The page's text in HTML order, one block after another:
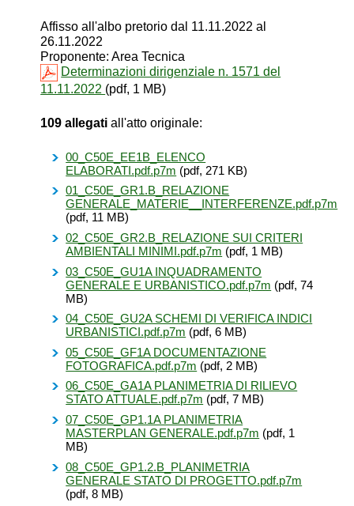
Affisso all'albo pretorio dal 11.11.2022 al
26.11.2022
Proponente: Area Tecnica
Determinazioni dirigenziale n. 1571 del
11.11.2022 (pdf, 1 MB)
109 allegati all'atto originale:
00_C50E_EE1B_ELENCO
ELABORATI.pdf.p7m (pdf, 271 KB)
01_C50E_GR1.B_RELAZIONE
GENERALE_MATERIE__INTERFERENZE.pdf.p7m
(pdf, 11 MB)
02_C50E_GR2.B_RELAZIONE SUI CRITERI
AMBIENTALI MINIMI.pdf.p7m (pdf, 1 MB)
03_C50E_GU1A INQUADRAMENTO
GENERALE E URBANISTICO.pdf.p7m (pdf, 74
MB)
04_C50E_GU2A SCHEMI DI VERIFICA INDICI
URBANISTICI.pdf.p7m (pdf, 6 MB)
05_C50E_GF1A DOCUMENTAZIONE
FOTOGRAFICA.pdf.p7m (pdf, 2 MB)
06_C50E_GA1A PLANIMETRIA DI RILIEVO
STATO ATTUALE.pdf.p7m (pdf, 7 MB)
07_C50E_GP1.1A PLANIMETRIA
MASTERPLAN GENERALE.pdf.p7m (pdf, 1
MB)
08_C50E_GP1.2.B_PLANIMETRIA
GENERALE STATO DI PROGETTO.pdf.p7m
(pdf, 8 MB)